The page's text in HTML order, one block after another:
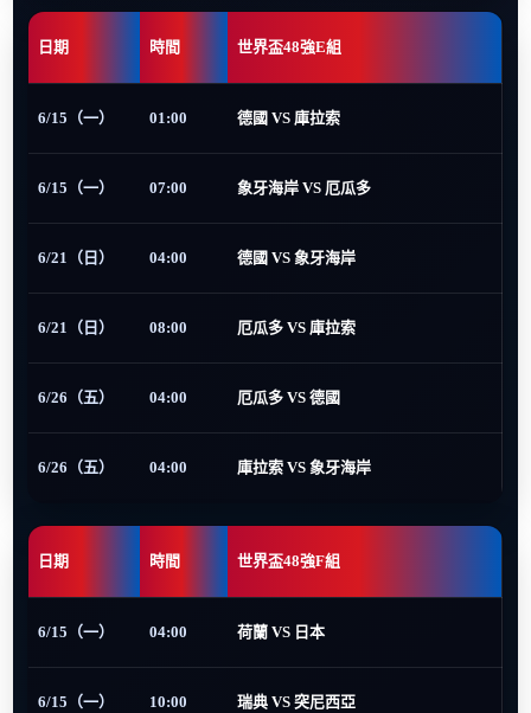
日期 時間 世界盃48強E組
6/15（一） 01:00 德國 VS 庫拉索
6/15（一） 07:00 象牙海岸 VS 厄瓜多
6/21（日） 04:00 德國 VS 象牙海岸
6/21（日） 08:00 厄瓜多 VS 庫拉索
6/26（五） 04:00 厄瓜多 VS 德國
6/26（五） 04:00 庫拉索 VS 象牙海岸
日期 時間 世界盃48強F組
6/15（一） 04:00 荷蘭 VS 日本
6/15（一） 10:00 瑞典 VS 突尼西亞